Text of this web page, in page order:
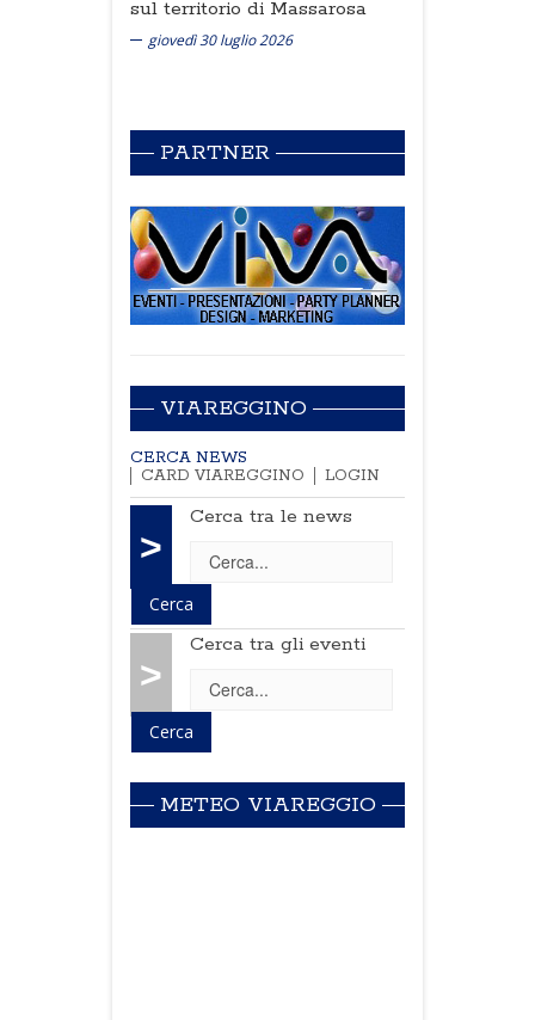
sul territorio di Massarosa
giovedì 30 luglio 2026
PARTNER
VIAREGGINO
CERCA NEWS
CARD VIAREGGINO
LOGIN
>
Cerca tra le news
>
Cerca tra gli eventi
METEO VIAREGGIO